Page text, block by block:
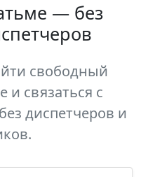
— без
свободный
и связаться с
диспетчеров и